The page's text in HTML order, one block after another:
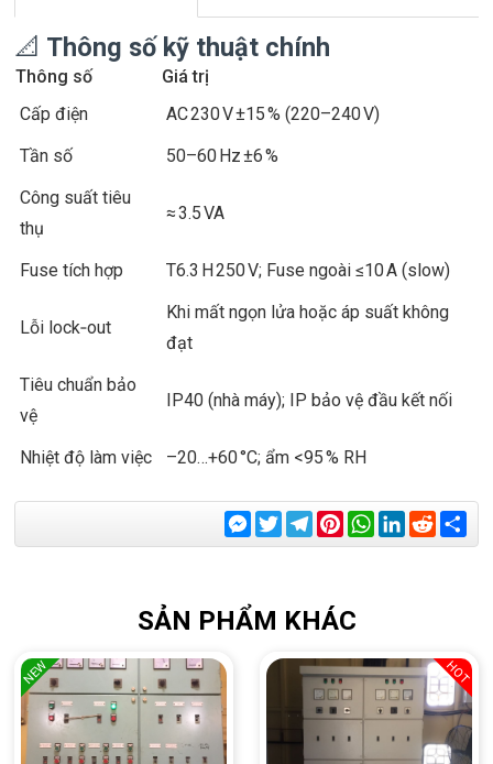
📐 Thông số kỹ thuật chính
Thông số
Giá trị
Cấp điện
AC 230 V ±15 % (220–240 V)
Tần số
50–60 Hz ±6 %
Công suất tiêu
thụ
≈ 3.5 VA
Fuse tích hợp T6.3 H 250 V; Fuse ngoài ≤10 A (slow)
Lỗi lock‑out
Khi mất ngọn lửa hoặc áp suất không
đạt
Tiêu chuẩn bảo
vệ
IP40 (nhà máy); IP bảo vệ đầu kết nối
Nhiệt độ làm việc –20…+60 °C; ẩm <95 % RH
Messenger
TwitterTelegram
Pinterest
WhatsApp
LinkedIn
Reddit
SẢN PHẨM KHÁC
NEW HOT